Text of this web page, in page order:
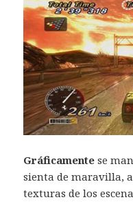
Gráficamente se
sienta de maravilla,
texturas de los